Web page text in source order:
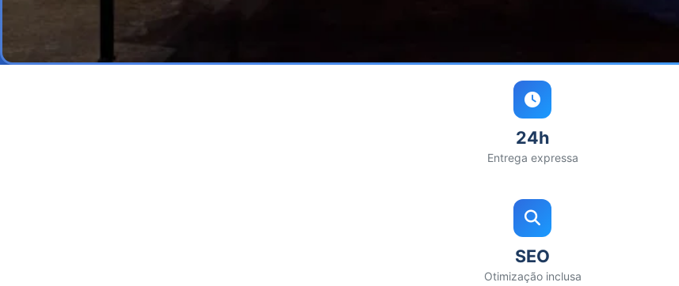
24h
Entrega expressa
SEO
Otimização inclusa